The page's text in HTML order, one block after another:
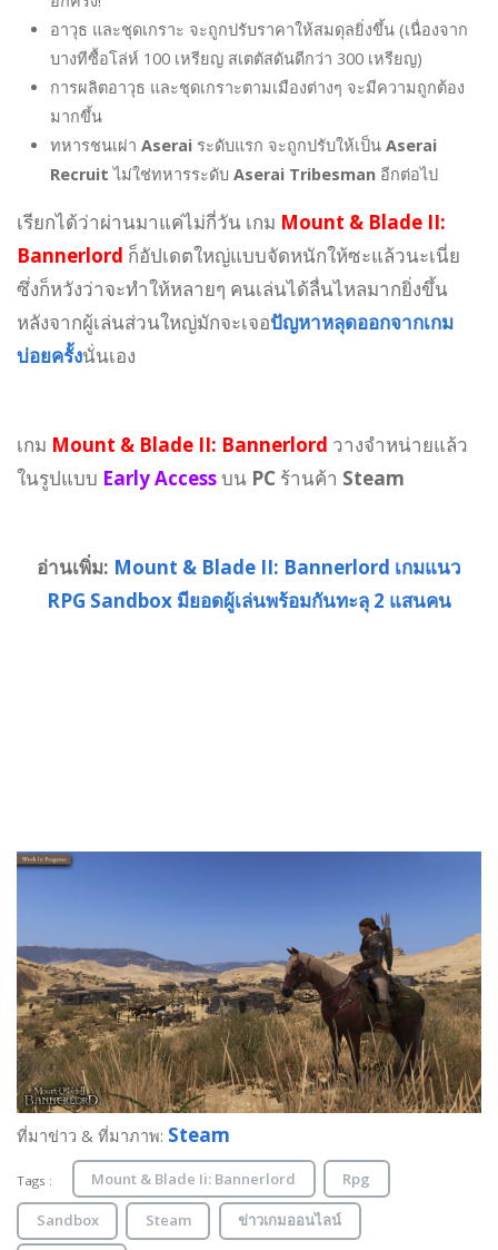
อาวุธ และชุดเกราะ จะถูกปรับราคาให้สมดุลยิ่งขึ้น (เนื่องจาก
บางทีซื้อโล่ห์ 100 เหรียญ สเตตัสดันดีกว่า 300 เหรียญ)
การผลิตอาวุธ และชุดเกราะตามเมืองต่างๆ จะมีความถูกต้อง
มากขึ้น
ทหารชนเผ่า Aserai ระดับแรก จะถูกปรับให้เป็น Aserai
Recruitไม่ใช่ทหารระดับ Aserai Tribesman อีกต่อไป
เรียกได้ว่าผ่านมาแค่ไม่กี่วัน เกม Mount & Blade II:
Bannerlord ก็อัปเดตใหญ่แบบจัดหนักให้ซะแล้วนะเนี่ย
ซึ่งก็หวังว่าจะทำให้หลายๆ คนเล่นได้ลื่นไหลมากยิ่งขึ้น
หลังจากผู้เล่นส่วนใหญ่มักจะเจอปัญหาหลุดออกจากเกม
บ่อยครั้งนั่นเอง
เกม Mount & Blade II: Bannerlord วางจำหน่ายแล้ว
ในรูปแบบ Early Accessบน PC ร้านค้า Steam
อ่านเพิ่ม: Mount & Blade II: Bannerlord เกมแนว
RPG Sandbox มียอดผู้เล่นพร้อมกันทะลุ 2 แสนคน
ที่มาข่าว & ที่มาภาพ: Steam
Tags : Mount & Blade Ii: Bannerlord Rpg
Sandbox Steam ข่าวเกมออนไลน์